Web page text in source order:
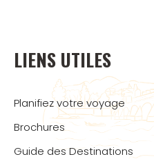
LIENS UTILES
Planifiez votre voyage
Brochures
Guide des Destinations